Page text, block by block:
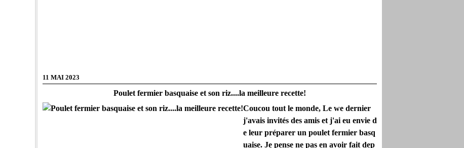
11 MAI 2023
Poulet fermier basquaise et son riz....la meilleure recette!
Coucou tout le monde, Le we dernier
j'avais invités des amis et j'ai eu envie d
e leur préparer un poulet fermier basq
uaise. Je pense ne pas en avoir fait dep